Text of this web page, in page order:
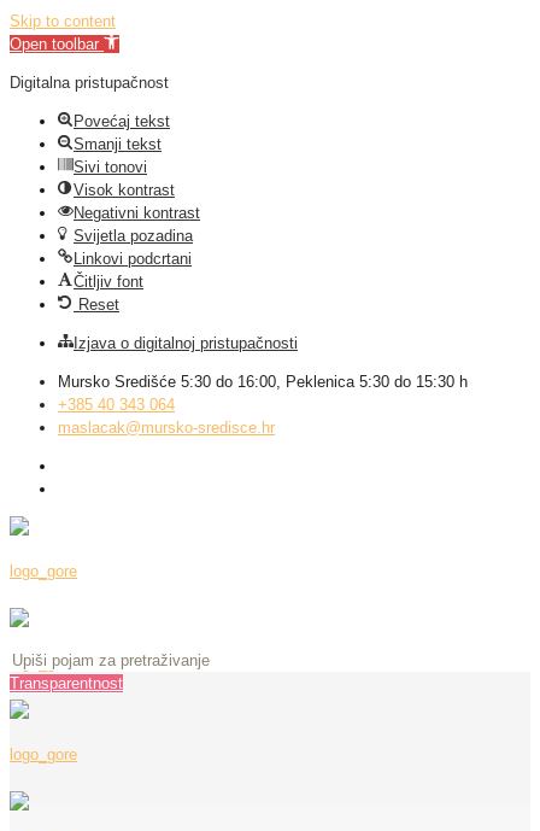
Skip to content
Open toolbar
Digitalna pristupačnost
Povećaj tekst
Smanji tekst
Sivi tonovi
Visok kontrast
Negativni kontrast
Svijetla pozadina
Linkovi podcrtani
Čitljiv font
Reset
Izjava o digitalnoj pristupačnosti
Mursko Središće 5:30 do 16:00, Peklenica 5:30 do 15:30 h
+385 40 343 064
maslacak@mursko-sredisce.hr
Transparentnost